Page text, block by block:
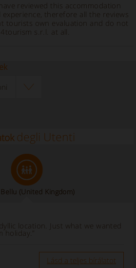
reviewed this accommodation
therefore all the reviews
tourists own evaluation and do not
s.r.l. at all.
degli Utenti
(United Kingdom)
location. Just what we wanted
holiday.”
Lásd a teljes bírálatot